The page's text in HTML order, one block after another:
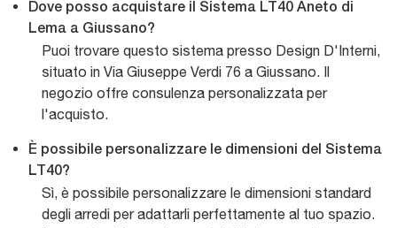
Dove posso acquistare il Sistema LT40 Aneto di
Lema a Giussano?
Puoi trovare questo sistema presso Design D'Interni,
situato in Via Giuseppe Verdi 76 a Giussano. Il
negozio offre consulenza personalizzata per
l'acquisto.
È possibile personalizzare le dimensioni del Sistema
LT40?
Sì, è possibile personalizzare le dimensioni standard
degli arredi per adattarli perfettamente al tuo spazio.